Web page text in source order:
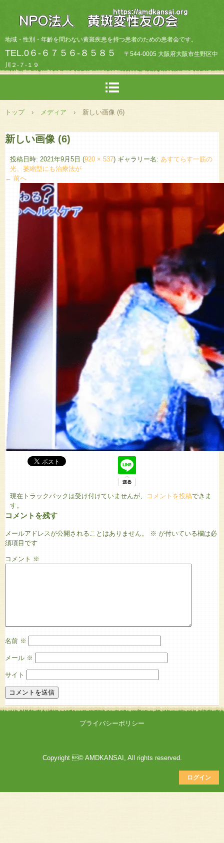
地域・性別・年齡を問わない黄斑疾患を持つ患者のための患者会です。
TEL.0６-６７５６-８５８５
〒544-0005 大阪府大阪市生野区中
川２-７-１９
トップ › メディア › 新しい画像 (6)
新しい画像 (6)
投稿日時: 2021年9月5日 (920 × 537) ギャラリー名: あすてらす一筋の
光、萎縮型にも治療法が
← 前へ
現在トラックバックは受け付けていませんが、 コメントを投稿できま
す。
コメントを残す
メールアドレスが公開されることはありません。 ※ が付いている欄は必
須項目です
コメント ※
名前 ※
メール ※
サイト
プライバシーポリシー
Copyright © AMDKANSAI, All rights reserved.
ログイン